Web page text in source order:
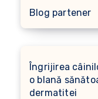
Blog partener
Îngrijirea
o blană
dermatitei